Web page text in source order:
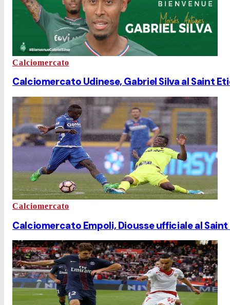
Calciomercato
Calciomercato Udinese, Gabriel Silva al Saint
Calciomercato
Calciomercato Empoli, Diousse ufficiale al